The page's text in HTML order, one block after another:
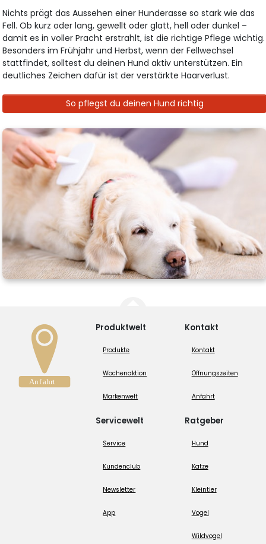
Nichts prägt das Aussehen einer Hunderasse so stark wie das
Fell. Ob kurz oder lang, gewellt oder glatt, hell oder dunkel –
damit es in voller Pracht erstrahlt, ist die richtige Pflege wichtig.
Besonders im Frühjahr und Herbst, wenn der Fellwechsel
stattfindet, solltest du deinen Hund aktiv unterstützen. Ein
deutliches Zeichen dafür ist der verstärkte Haarverlust.
So pflegst du deinen Hund richtig
Produktwelt
Produkte
Wochenaktion
Markenwelt
Servicewelt
Service
Kundenclub
Newsletter
App
Kontakt
Kontakt
Öffnungszeiten
Anfahrt
Ratgeber
Hund
Katze
Kleintier
Vogel
Wildvogel